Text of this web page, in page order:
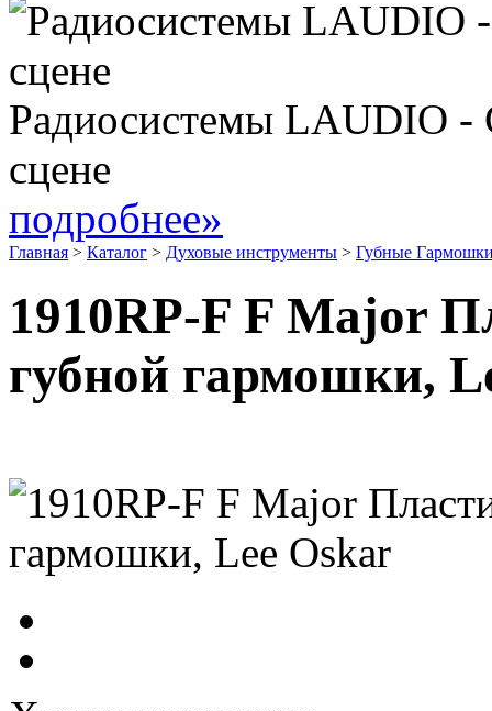
Радиосистемы LAUDIO -
сцене
подробнее»
Главная > Каталог > Духовые инструменты > Губные
1910RP-F F Major
губной гармошки,